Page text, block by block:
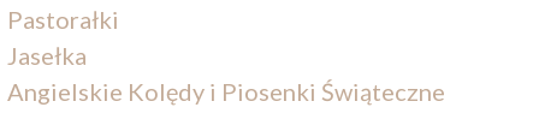
Pastorałki
Jasełka
Angielskie Kolędy i Piosenki Świąteczne